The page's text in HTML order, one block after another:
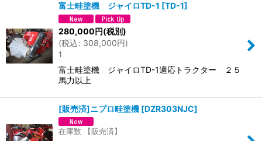
絞り込む
富士畦塗機 ジャイロTD-1 [TD-1]
280,000円(税別)
(税込: 308,000円)
1
富士畦塗機 ジャイロTD-1適応トラクター ２５
馬力以上
[販売済]ニプロ畦塗機 [DZR303NJC]
在庫数 【販売済】